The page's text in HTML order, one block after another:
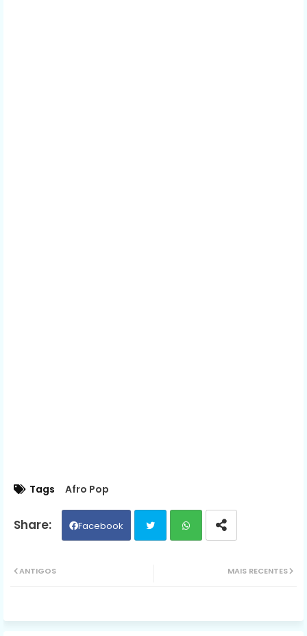
Tags Afro Pop
Facebook
ap
MAIS RECENTES
ANTIGOS